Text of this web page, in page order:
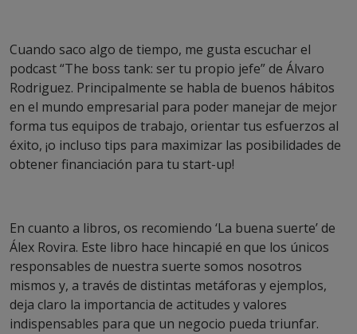
Cuando saco algo de tiempo, me gusta escuchar el
podcast “The boss tank: ser tu propio jefe” de Álvaro
Rodriguez. Principalmente se habla de buenos hábitos
en el mundo empresarial para poder manejar de mejor
forma tus equipos de trabajo, orientar tus esfuerzos al
éxito, ¡o incluso tips para maximizar las posibilidades de
obtener financiación para tu start-up!
En cuanto a libros, os recomiendo ‘La buena suerte’ de
Álex Rovira. Este libro hace hincapié en que los únicos
responsables de nuestra suerte somos nosotros
mismos y, a través de distintas metáforas y ejemplos,
deja claro la importancia de actitudes y valores
indispensables para que un negocio pueda triunfar.